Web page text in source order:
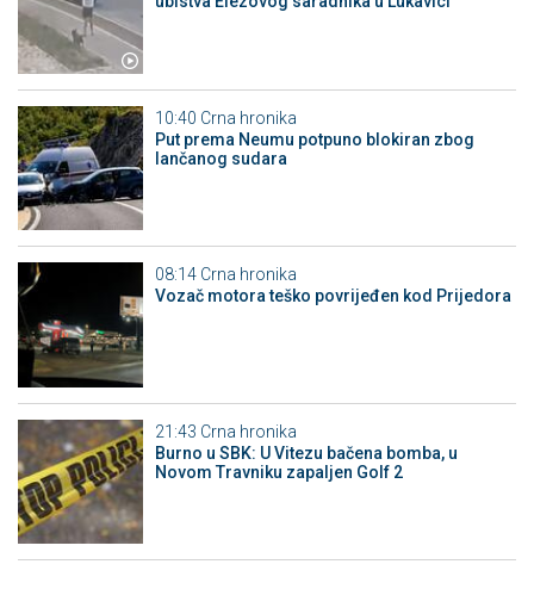
10:40 Crna hronika
Put prema Neumu potpuno blokiran zbog
lančanog sudara
08:14 Crna hronika
Vozač motora teško povrijeđen kod Prijedora
21:43 Crna hronika
Burno u SBK: U Vitezu bačena bomba, u
Novom Travniku zapaljen Golf 2